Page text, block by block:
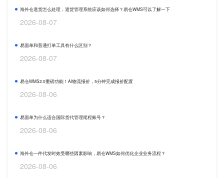
海外仓退货怎么处理，退货管理系统应该如何选择？易仓WMS可以了解一下
2026-08-07
易面单和普通打单工具有什么区别？
2026-08-07
易仓WMS2.0重磅功能！AI物流报价，5分钟完成报价配置
2026-08-06
易面单为什么适合国际货代管理尾程账号？
2026-08-06
海外仓一件代发时效受哪些因素影响，易仓WMS如何优化企业业务流程？
2026-08-06